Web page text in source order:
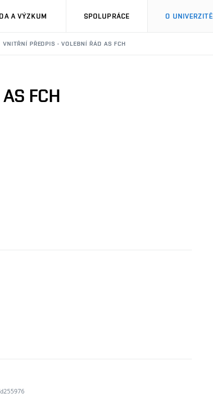
A VÝZKUM SPOLUPRÁCE O UNIVERZITĚ
VNITŘNÍ PŘEDPIS - VOLEBNÍ ŘÁD AS FCH
FCH